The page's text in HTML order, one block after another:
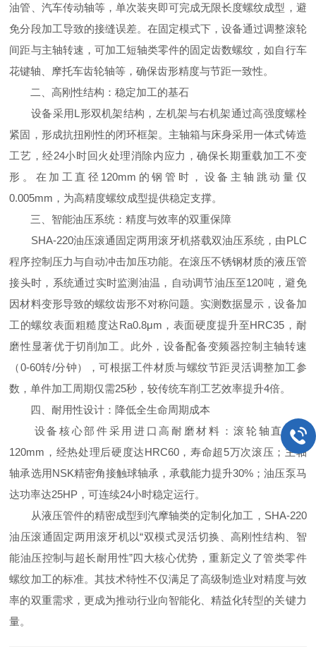
油管、汽车传动轴等，单次装夹即可完成无限长度螺纹成型，避
免分段加工导致的接缝误差。在固定模式下，设备通过调整滚轮
间距与主轴转速，可加工短轴类零件的固定齿数螺纹，如自行车
花键轴、摩托车齿轮轴等，确保齿形精度与节距一致性。
二、高刚性结构：稳定加工的基石
设备采用L形双机架结构，左机架与右机架通过高强度螺栓
紧固，形成抗扭刚性的闭环框架。主轴箱与床身采用一体式铸造
工艺，经24小时回火处理消除内应力，确保长期重载加工不变
形。在加工直径120mm的钢管时，设备主轴跳动量仅
0.005mm，为高精度螺纹成型提供稳定支撑。
三、智能油压系统：精度与效率的双重保障
SHA-220油压滚通固定两用滚牙机搭载双油压系统，由PLC
程序控制压力与自动冲击加压功能。在滚压不锈钢材质的液压管
接头时，系统通过实时监测油温，自动调节油压至120吨，避免
因材料变形导致的螺纹齿形不对称问题。实测数据显示，设备加
工的螺纹表面粗糙度达Ra0.8μm，表面硬度提升至HRC35，耐
磨性显著优于切削加工。此外，设备配备变频器控制主轴转速
（0-60转/分钟），可根据工件材质与螺纹节距灵活调整加工参
数，单件加工周期仅需25秒，较传统车削工艺效率提升4倍。
四、耐用性设计：降低全生命周期成本
设备核心部件采用进口高耐磨材料：滚轮轴直径达
120mm，经热处理后硬度达HRC60，寿命超5万次滚压；主轴
轴承选用NSK精密角接触球轴承，承载能力提升30%；油压泵马
达功率达25HP，可连续24小时稳定运行。
从液压管件的精密成型到汽摩轴类的定制化加工，SHA-220
油压滚通固定两用滚牙机以“双模式灵活切换、高刚性结构、智
能油压控制与超长耐用性”四大核心优势，重新定义了管类零件
螺纹加工的标准。其技术特性不仅满足了高级制造业对精度与效
率的双重需求，更成为推动行业向智能化、精益化转型的关键力
量。